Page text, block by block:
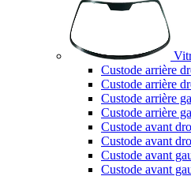
Custode arrière
Custode arrière
Custode arrière
Custode arrière
Custode avant
Custode avant
Custode avant
Custode avant